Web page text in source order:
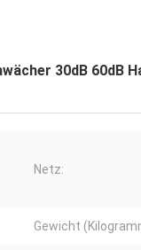
30dB 60dB
Netz:
Gewicht